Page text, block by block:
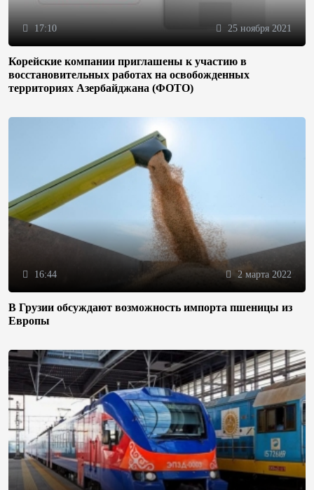
17:10 25 ноября 2021
Корейские компании приглашены к участию в
восстановительных работах на освобожденных
территориях Азербайджана (ФОТО)
16:44 2 марта 2022
В Грузии обсуждают возможность импорта пшеницы из
Европы